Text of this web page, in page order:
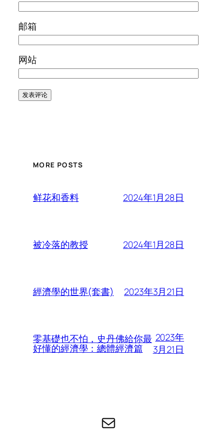
邮箱
网站
MORE POSTS
鲜花和香料 2024年1月28日
被冷落的教授 2024年1月28日
經濟學的世界(套書) 2023年3月21日
零基礎也不怕，史丹佛給你最
好懂的經濟學：總體經濟篇
2023年
3月21日
电子邮件